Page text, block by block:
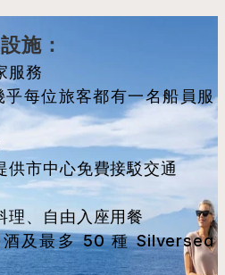
施：
服務
每位旅客都有一名船員服
供市中心免費接駁交通
理、自由入座用餐
酒及最多 50 種 Silversea